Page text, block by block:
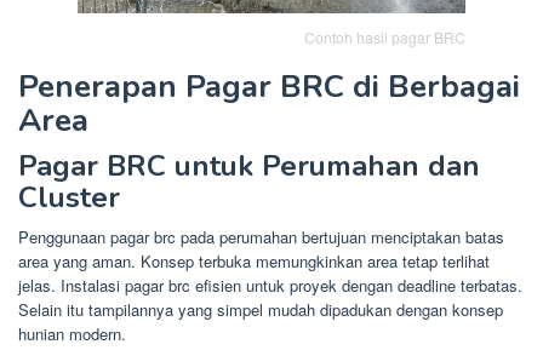
Contoh hasil pagar BRC
Penerapan Pagar BRC di Berbagai
Area
Pagar BRC untuk Perumahan dan
Cluster
Penggunaan pagar brc pada perumahan bertujuan menciptakan batas
area yang aman. Konsep terbuka memungkinkan area tetap terlihat
jelas. Instalasi pagar brc efisien untuk proyek dengan deadline terbatas.
Selain itu tampilannya yang simpel mudah dipadukan dengan konsep
hunian modern.